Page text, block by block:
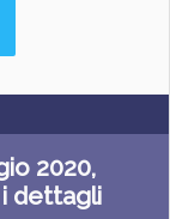
2020,
i dettagli